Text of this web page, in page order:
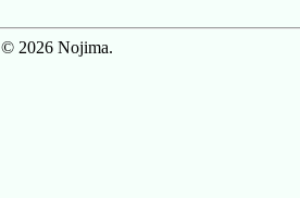
© 2026 Nojima.